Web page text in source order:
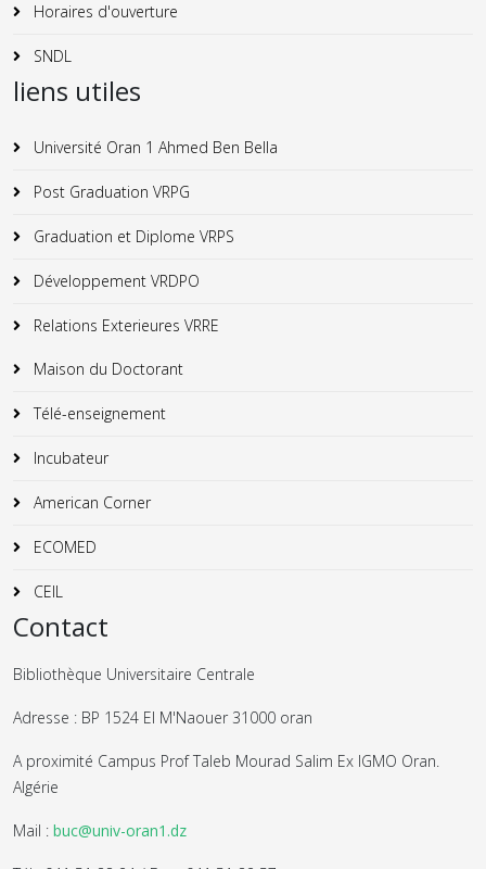
Horaires d'ouverture
SNDL
liens utiles
Université Oran 1 Ahmed Ben Bella
Post Graduation VRPG
Graduation et Diplome VRPS
Développement VRDPO
Relations Exterieures VRRE
Maison du Doctorant
Télé-enseignement
Incubateur
American Corner
ECOMED
CEIL
Contact
Bibliothèque Universitaire Centrale
Adresse : BP 1524 El M'Naouer 31000 oran
A proximité Campus Prof Taleb Mourad Salim Ex IGMO Oran.
Algérie
Mail : buc@univ-oran1.dz